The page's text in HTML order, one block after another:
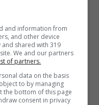
E
del
capolino sui
and information from
and other device
shared with 319
We and our partners
of partners.
data on the basis
to by managing
the bottom of this page
consent in privacy